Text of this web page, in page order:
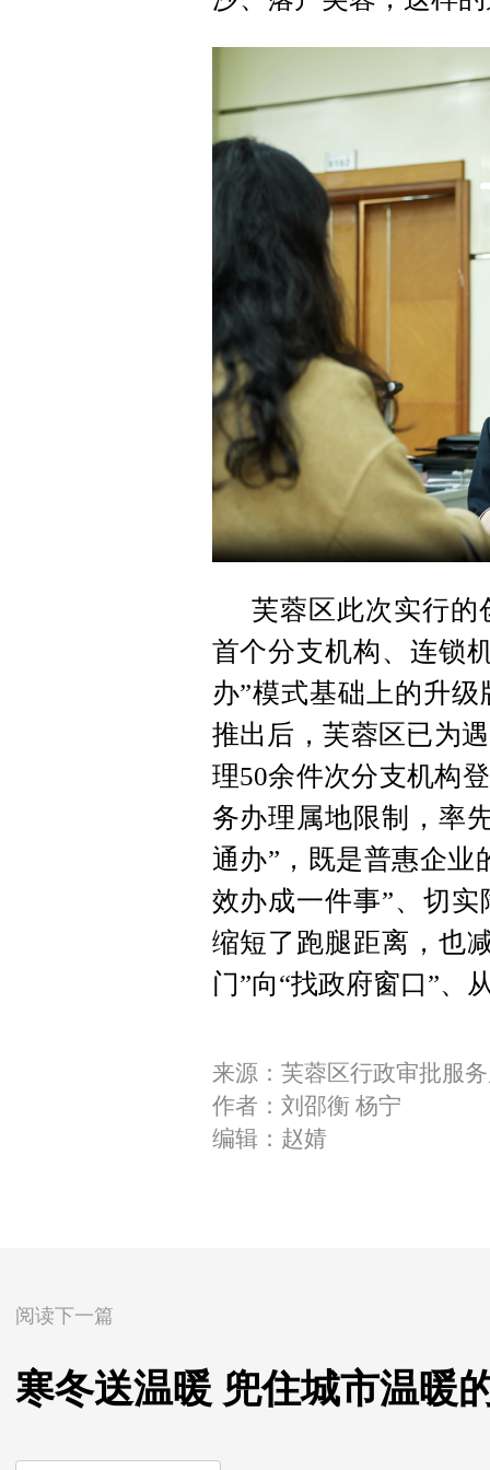
芙蓉区此次实行的
首个分支机构、连锁
办”模式基础上的升
推出后，芙蓉区已为
理50余件次分支机构
务办理属地限制，率
通办”，既是普惠企业
效办成一件事”、切
缩短了跑腿距离，也
门”向“找政府窗口”、
来源：芙蓉区行政审批服
作者：刘邵衡 杨宁
编辑：赵婧
阅读下一篇
寒冬送温暖 兜住城市温暖